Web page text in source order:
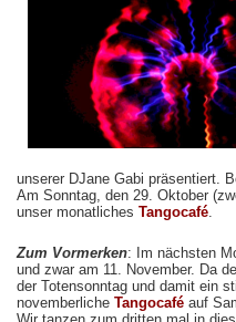
unserer DJane Gabi präsentiert.
Am Sonntag, den 29. Oktober
unser monatliches Tangocafé.
Zum Vormerken: Im nächsten
und zwar am 11. November. Da
der Totensonntag und damit ein
novemberliche Tangocafé auf